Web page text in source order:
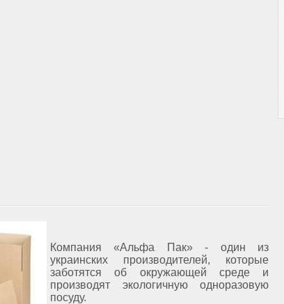
Компания «Альфа Пак» - один из
украинских производителей, которые
заботятся об окружающей среде и
производят экологичную одноразовую
посуду.